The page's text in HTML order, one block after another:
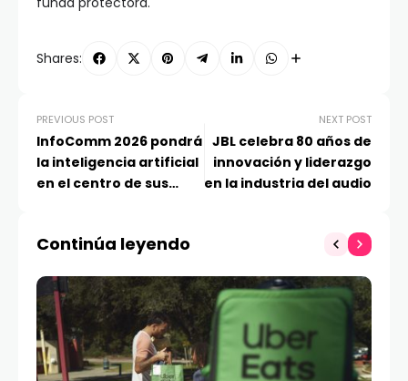
Shares:
PREVIOUS POST
InfoComm 2026 pondrá
la inteligencia artificial
en el centro de sus
exhibición
NEXT POST
JBL celebra 80 años de
innovación y liderazgo
en la industria del audio
Continúa leyendo